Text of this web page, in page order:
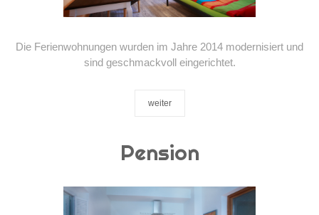
Die Ferienwohnungen wurden im Jahre 2014 modernisiert und
sind geschmackvoll eingerichtet.
weiter
Pension